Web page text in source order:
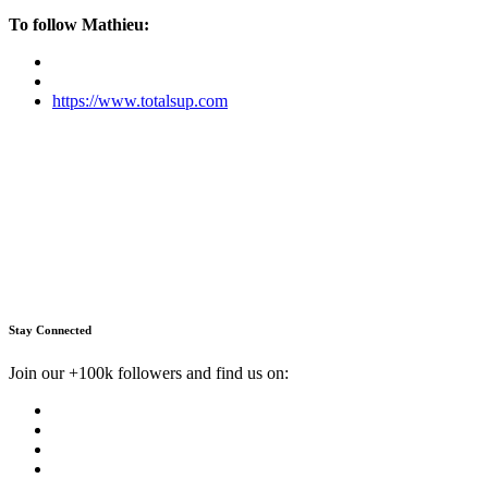
To follow Mathieu:
https://www.totalsup.com
Stay Connected
Join our +100k followers and find us on: